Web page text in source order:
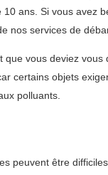
ans. Si vous avez
nos services de
vous deviez vous
certains objets
polluants.
peuvent être